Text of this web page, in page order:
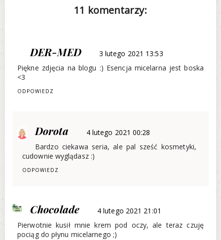
11 komentarzy:
DER-MED
3 lutego 2021 13:53
Piękne zdjęcia na blogu :) Esencja micelarna jest boska
<3
ODPOWIEDZ
Dorota
4 lutego 2021 00:28
Bardzo ciekawa seria, ale pal sześć kosmetyki,
cudownie wyglądasz :)
ODPOWIEDZ
Chocolade
4 lutego 2021 21:01
Pierwotnie kusił mnie krem pod oczy, ale teraz czuję
pociąg do płynu micelarnego ;)